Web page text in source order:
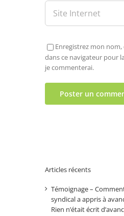
Enregistrez mon
dans ce navigateur pour
je commenterai.
Articles récents
Témoignage –
syndical a appris à
Rien n’était écrit